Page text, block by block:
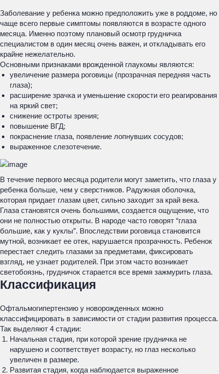
Заболевание у ребенка можно предположить уже в роддоме, но
чаще всего первые симптомы появляются в возрасте одного
месяца. Именно поэтому плановый осмотр грудничка
специалистом в один месяц очень важен, и откладывать его
крайне нежелательно.
Основными признаками врожденной глаукомы являются:
увеличение размера роговицы (прозрачная передняя часть
глаза);
расширение зрачка и уменьшение скорости его реагирования
на яркий свет;
снижение остроты зрения;
повышение ВГД;
покраснение глаза, появление лопнувших сосудов;
выраженное слезотечение.
В течение первого месяца родители могут заметить, что глаза у
ребенка больше, чем у сверстников. Радужная оболочка,
которая придает глазам цвет, сильно заходит за край века.
Глаза становятся очень большими, создается ощущение, что
они не полностью открыты. В народе часто говорят “глаза
большие, как у куклы”. Впоследствии роговица становится
мутной, возникает ее отек, нарушается прозрачность. Ребенок
перестает следить глазами за предметами, фиксировать
взгляд, не узнает родителей. При этом часто возникает
светобоязнь, грудничок старается все время зажмурить глаза.
Классификация
Офтальмогипертензию у новорожденных можно
классифицировать в зависимости от стадии развития процесса.
Так выделяют 4 стадии:
Начальная стадия, при которой зрение грудничка не
нарушено и соответствует возрасту, но глаз несколько
увеличен в размере.
Развитая стадия, когда наблюдается выраженное